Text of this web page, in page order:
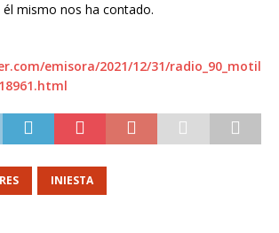
mismo nos ha contado.
emisora/2021/12/31/radio_90_motil
INIESTA